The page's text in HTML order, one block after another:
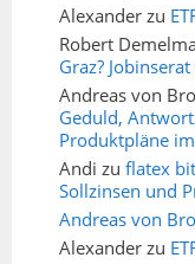
Alexander zu
Robert
Graz?
Andreas von
Geduld,
Produktpläne
Andi zu flatex
Sollzinsen und
Andreas von
Alexander zu